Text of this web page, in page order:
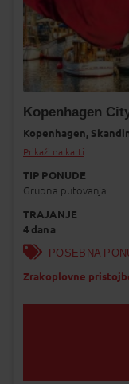
Kopenhagen
Kopenhagen,
Prikaži na karti
TIP PONUDE
Grupna putovanja
TRAJANJE
4 dana
POSEBNA
Zrakoplovne